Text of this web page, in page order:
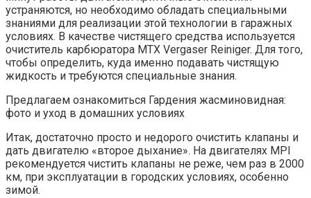
устраняются, но необходимо обладать специальными
знаниями для реализации этой технологии в гаражных
условиях. В качестве чистящего средства используется
очиститель карбюратора MTX Vergaser Reiniger. Для того,
чтобы определить, куда именно подавать чистящую
жидкость и требуются специальные знания.
Предлагаем ознакомиться Гардения жасминовидная:
фото и уход в домашних условиях
Итак, достаточно просто и недорого очистить клапаны и
дать двигателю «второе дыхание». На двигателях MPI
рекомендуется чистить клапаны не реже, чем раз в 2000
км, при эксплуатации в городских условиях, особенно
зимой.